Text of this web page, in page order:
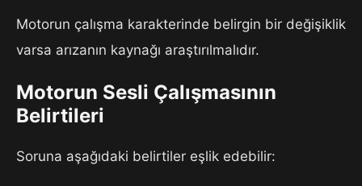
Motorun çalışma karakterinde belirgin bir değişiklik
varsa arızanın kaynağı araştırılmalıdır.
Motorun Sesli Çalışmasının
Belirtileri
Soruna aşağıdaki belirtiler eşlik edebilir: